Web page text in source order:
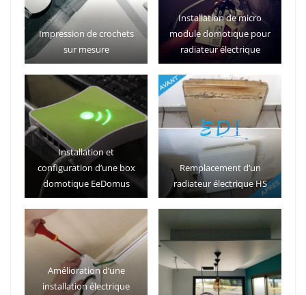
Impression de crochets
sur mesure
Installation de micro
module domotique pour
radiateur électrique
Installation et
configuration d’une box
domotique EeDomus
Remplacement d’un
radiateur électrique HS
Amélioration d’une
installation électrique